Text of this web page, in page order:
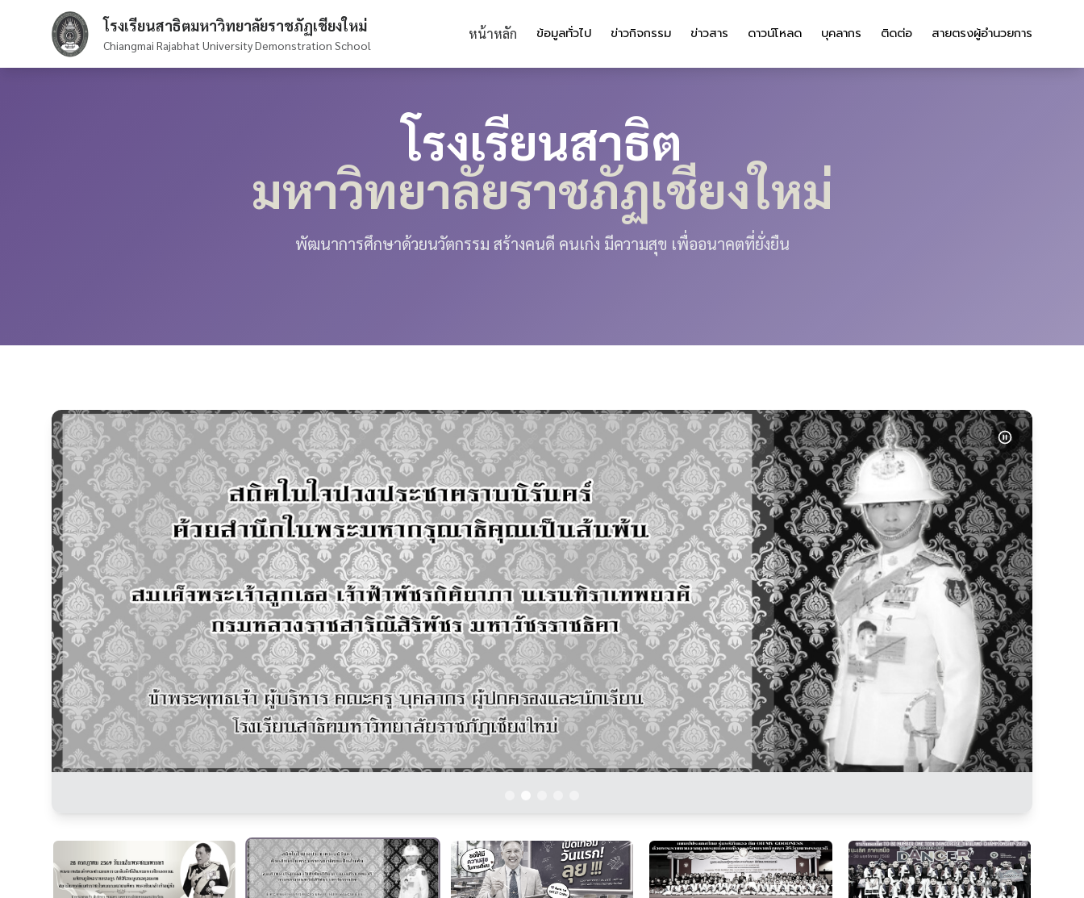
โรงเรียนสาธิตมหาวิทยาลัยราชภัฏเชียงใหม่
Chiangmai Rajabhat University Demonstration School
หน้าหลัก ข้อมูลทั่วไป ข่าวกิจกรรม ข่าวสาร ดาวน์โหลด บุคลากร ติดต่อ สายตรงผู้อำนวยการ
โรงเรียนสาธิต
มหาวิทยาลัยราชภัฏเชียงใหม่
พัฒนาการศึกษาด้วยนวัตกรรม สร้างคนดี คนเก่ง มีความสุข เพื่ออนาคตที่ยั่งยืน